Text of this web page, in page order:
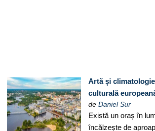
Artă și
culturală
deDaniel Sur
Există un oraș în
încălzește de